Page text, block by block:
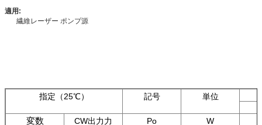
適用:
繊維レーザー ポンプ源
指定（25℃） 記号
単位
変数 CW出力力 Po W